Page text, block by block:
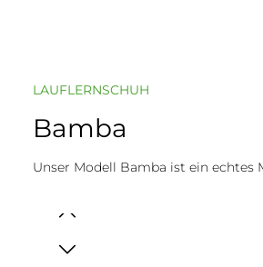
LAUFLERNSCHUH
Bamba
Unser Modell Bamba ist ein echtes
Bildergalerie überspringen